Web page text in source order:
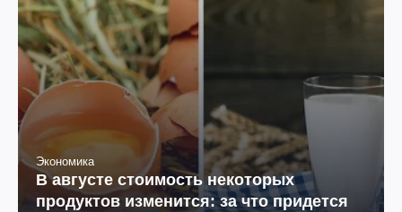
Экономика
В августе стоимость некоторых
продуктов изменится: за что придется